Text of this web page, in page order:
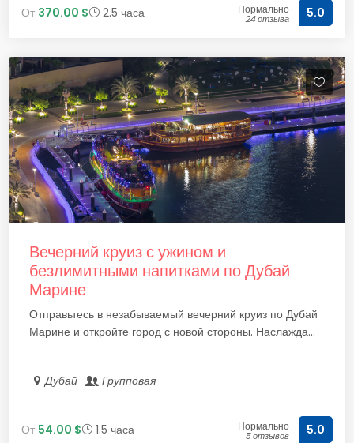
От 370.00 $ 2.5 часа Нормально
24 отзыва 5.0
Вечерний круиз с ужином и
безлимитными напитками по Дубай
Марине
Отправьтесь в незабываемый вечерний круиз по Дубай
Марине и откройте город с новой стороны. Наслажда...
Дубай Групповая
От 54.00 $ 1.5 часа Нормально
5 отзывов 5.0